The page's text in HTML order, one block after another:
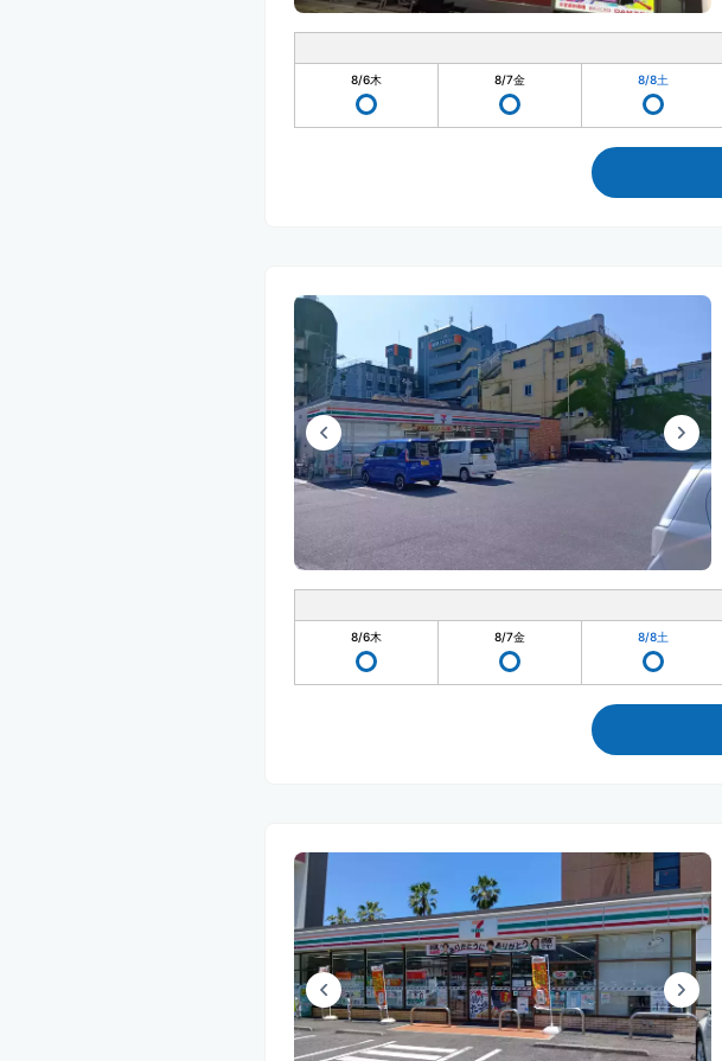
8/6木 8/7金 8/8土
8/6木 8/7金 8/8土